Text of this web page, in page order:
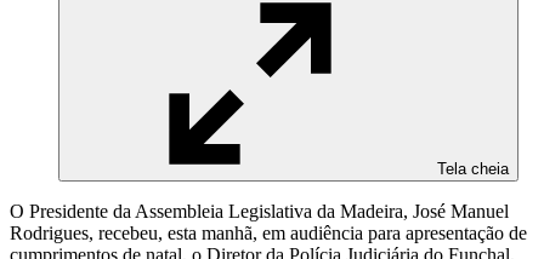
Tela cheia
O Presidente da Assembleia Legislativa da Madeira, José Manuel
Rodrigues, recebeu, esta manhã, em audiência para apresentação de
cumprimentos de natal, o Diretor da Polícia Judiciária do Funchal,